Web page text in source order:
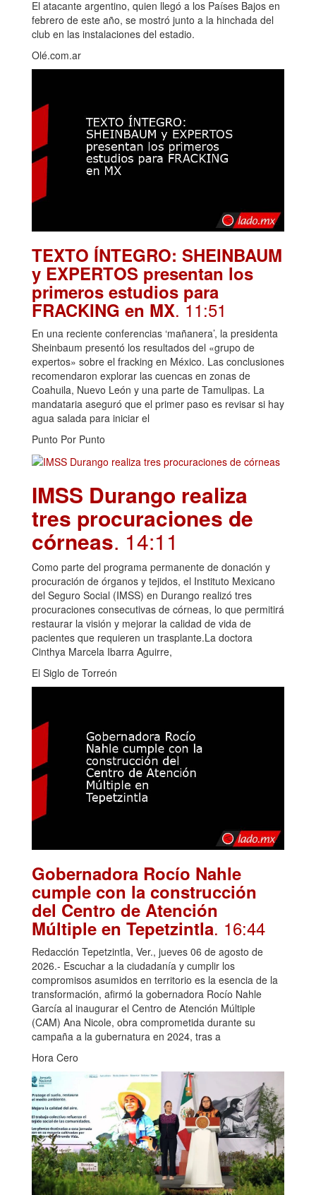
El atacante argentino, quien llegó a los Países Bajos en
febrero de este año, se mostró junto a la hinchada del
club en las instalaciones del estadio.
Olé.com.ar
TEXTO ÍNTEGRO: SHEINBAUM
y EXPERTOS presentan los
primeros estudios para
FRACKING en MX. 11:51
En una reciente conferencias ‘mañanera’, la presidenta
Sheinbaum presentó los resultados del «grupo de
expertos» sobre el fracking en México. Las conclusiones
recomendaron explorar las cuencas en zonas de
Coahuila, Nuevo León y una parte de Tamulipas. La
mandataria aseguró que el primer paso es revisar si hay
agua salada para iniciar el
Punto Por Punto
IMSS Durango realiza
tres procuraciones de
córneas. 14:11
Como parte del programa permanente de donación y
procuración de órganos y tejidos, el Instituto Mexicano
del Seguro Social (IMSS) en Durango realizó tres
procuraciones consecutivas de córneas, lo que permitirá
restaurar la visión y mejorar la calidad de vida de
pacientes que requieren un trasplante.La doctora
Cinthya Marcela Ibarra Aguirre,
El Siglo de Torreón
Gobernadora Rocío Nahle
cumple con la construcción
del Centro de Atención
Múltiple en Tepetzintla. 16:44
Redacción Tepetzintla, Ver., jueves 06 de agosto de
2026.- Escuchar a la ciudadanía y cumplir los
compromisos asumidos en territorio es la esencia de la
transformación, afirmó la gobernadora Rocío Nahle
García al inaugurar el Centro de Atención Múltiple
(CAM) Ana Nicole, obra comprometida durante su
campaña a la gubernatura en 2024, tras a
Hora Cero